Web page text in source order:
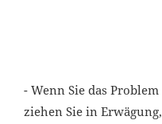
- Wenn Sie das
ziehen Sie in